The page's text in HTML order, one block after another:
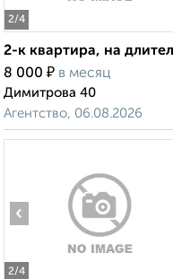
2/4
2-к квартира, на
8 000 ₽ в месяц
Димитрова 40
Агентство, 06.08.2026
2/4
‹